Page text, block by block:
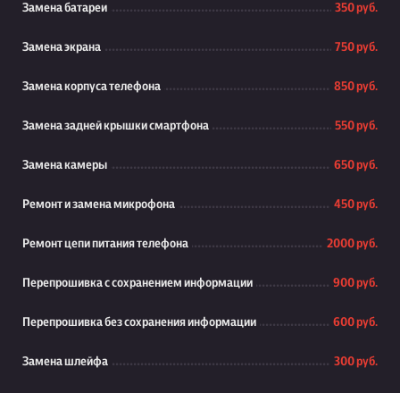
Замена батареи 350 руб.
Замена экрана 750 руб.
Замена корпуса телефона 850 руб.
Замена задней крышки смартфона 550 руб.
Замена камеры 650 руб.
Ремонт и замена микрофона 450 руб.
Ремонт цепи питания телефона 2000 руб.
Перепрошивка с сохранением информации 900 руб.
Перепрошивка без сохранения информации 600 руб.
Замена шлейфа 300 руб.